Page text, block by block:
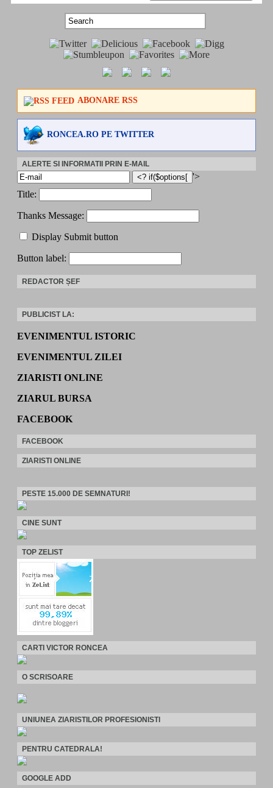
ABONARE RSS
RONCEA.RO PE TWITTER
ALERTE SI INFORMATII PRIN E-MAIL
'>
Title:
Thanks Message:
Display Submit button
Button label:
REDACTOR ȘEF
PUBLICIST LA:
EVENIMENTUL ISTORIC
EVENIMENTUL ZILEI
ZIARISTI ONLINE
ZIARUL BURSA
FACEBOOK
FACEBOOK
ZIARISTI ONLINE
PESTE 15.000 DE SEMNATURI!
CINE SUNT
TOP ZELIST
CARTI VICTOR RONCEA
O SCRISOARE
UNIUNEA ZIARISTILOR PROFESIONISTI
PENTRU CATEDRALA!
GOOGLE ADD